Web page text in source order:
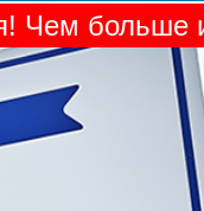
Чем больше